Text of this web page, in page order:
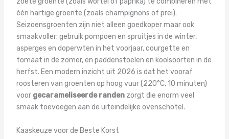
één hartige groente (zoals champignons of prei).
Seizoensgroenten zijn niet alleen goedkoper maar ook
smaakvoller: gebruik pompoen en spruitjes in de winter,
asperges en doperwten in het voorjaar, courgette en
tomaat in de zomer, en paddenstoelen en koolsoorten in de
herfst. Een modern inzicht uit 2026 is dat het vooraf
roosteren van groenten op hoog vuur (220°C, 10 minuten)
voor gecarameliseerde randenzorgt die enorm veel
smaak toevoegen aan de uiteindelijke ovenschotel.
Kaaskeuze voor de Beste Korst